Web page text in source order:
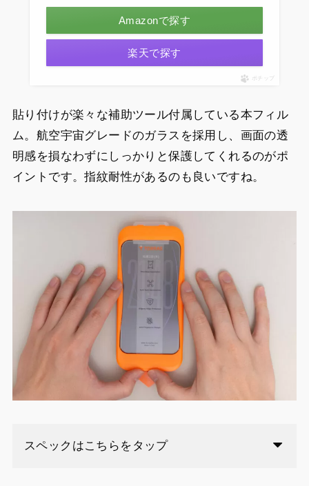
Amazonで探す
楽天で探す
ポチップ
貼り付けが楽々な補助ツール付属している本フィル
ム。航空宇宙グレードのガラスを採用し、画面の透
明感を損なわずにしっかりと保護してくれるのがポ
イントです。指紋耐性があるのも良いですね。
スペックはこちらをタップ